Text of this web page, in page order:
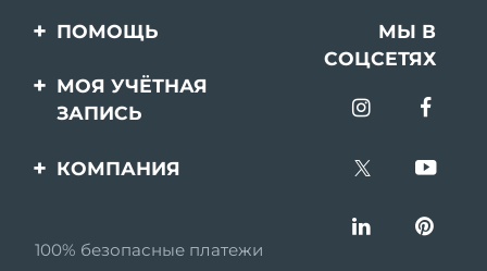
ПОМОЩЬ
Свяжитесь с нами
Заказ и доставка
Гарантия и возврат
Информация о
МЫ В
СОЦСЕТЯХ
МОЯ УЧЁТНАЯ
ЗАПИСЬ
Регистрация продукта
КОМПАНИЯ
Партнерская
100% безопасные платежи